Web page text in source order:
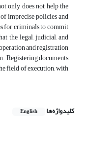
only does not help the
imprecise policies and
for criminals to commit
the legal, judicial, and
and registration
Registering documents
field of execution, with
کلیدواژه‌ها English